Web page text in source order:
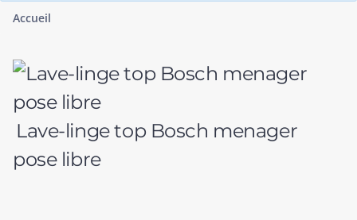
Accueil
Lave-linge top Bosch menager
pose libre